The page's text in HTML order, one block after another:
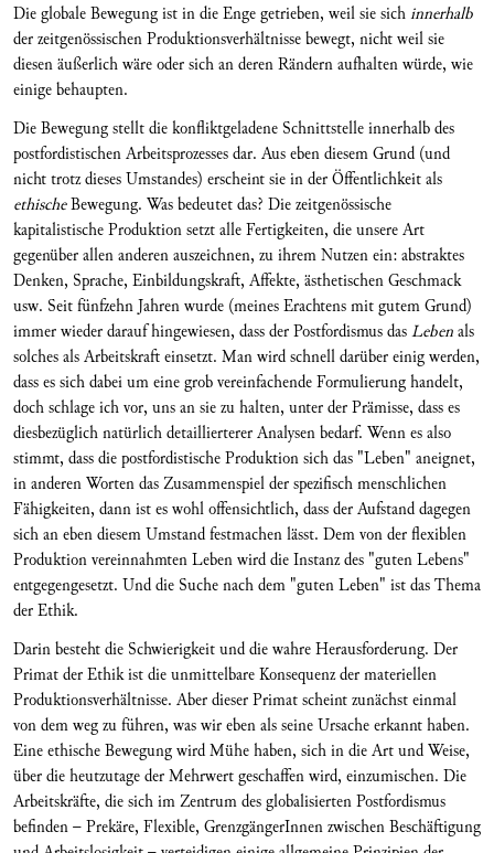
Die globale Bewegung ist in die Enge getrieben, weil sie sichinnerhalb
der zeitgenössischen Pro­dukt­ions­verhältnisse bewegt, nicht weil sie
diesen äußerlich wäre oder sich an deren Rändern aufhalten würde, wie
einige behaupten.
Die Bewegung stellt die konfliktgeladene Schnitt­stel­le innerhalb des
postfordistischen Arbeitspro­zesses dar. Aus eben diesem Grund (und
nicht trotz dieses Umstandes) erscheint sie in der Öffentlich­keit als
ethischeBewegung. Was bedeutet das? Die zeitgenössische
kapitalistische Produktion setzt alle Fertig­keiten, die unsere Art
gegenüber allen ande­ren auszeichnen, zu ihrem Nutzen ein: abstraktes
Denken, Sprache, Einbildungskraft, Affekte, ästhe­tischen Geschmack
usw. Seit fünfzehn Jahren wur­de (meines Erachtens mit gutem Grund)
immer wie­der darauf hingewiesen, dass der Postfordismus dasLebenals
solches als Arbeitskraft einsetzt. Man wird schnell darüber einig werden,
dass es sich dabei um eine grob vereinfachende Formulierung handelt,
doch schlage ich vor, uns an sie zu halten, unter der Prämisse, dass es
diesbezüglich natürlich detaillierterer Analysen bedarf. Wenn es also
stimmt, dass die postfor­distische Produktion sich das "Leben" aneignet,
in anderen Worten das Zu­sammenspiel der spezifisch menschlichen
Fähig­keiten, dann ist es wohl offensichtlich, dass der Aufstand dagegen
sich an eben die­sem Umstand festmachen lässt. Dem von der flexiblen
Produktion vereinnahmten Leben wird die Instanz des "guten Lebens"
entgegengesetzt. Und die Suche nach dem "guten Leben" ist das Thema
der Ethik.
Darin besteht die Schwierigkeit und die wahre Her­ausforderung. Der
Primat der Ethik ist die unmittelbare Konsequenz der materiellen
Produktionsver­hältnisse. Aber dieser Primat scheint zunächst einmal
von dem weg zu führen, was wir eben als seine Ursache erkannt haben.
Eine ethische Bewegung wird Mühe haben, sich in die Art und Weise,
über die heutzutage der Mehrwert geschaffen wird, ein­zumischen. Die
Arbeitskräfte, die sich im Zentrum des globalisierten Postfordismus
befinden – Pre­käre, Flexible, Grenz­gängerInnen zwischen Be­schäftigung